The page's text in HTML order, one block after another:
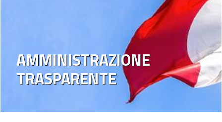
AMMINISTRAZIONE
TRASPARENTE